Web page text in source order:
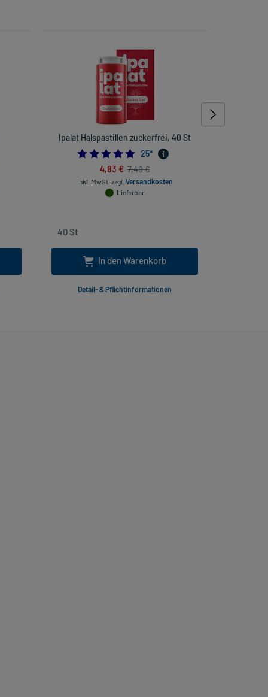
Ipalat Halspastillen zuckerfrei, 40 St
4.8
25*
4,83 € 7,40 €
inkl. MwSt. zzgl. Versandkosten
Lieferbar
In den Warenkorb
Detail- & Pflichtinformationen